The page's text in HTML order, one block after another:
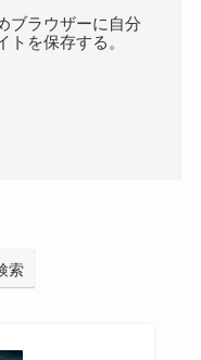
ブラウザーに自分
トを保存する。
索